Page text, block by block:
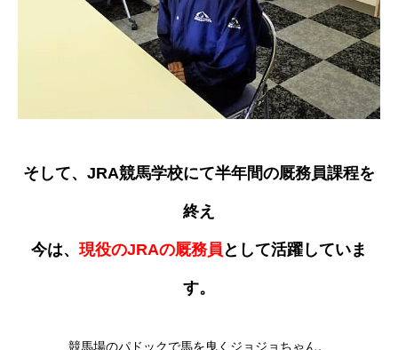
そして、JRA競馬学校にて半年間の厩務員課程を
終え
今は、 現役のJRAの厩務員 として活躍していま
す。
競馬場のパドックで馬を曳くジョジョちゃん。